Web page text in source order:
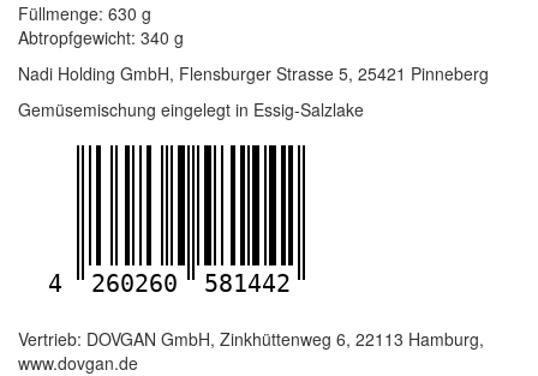
Füllmenge: 630 g
Abtropfgewicht: 340 g
Nadi Holding GmbH, Flensburger Strasse 5, 25421 Pinneberg
Gemüsemischung eingelegt in Essig-Salzlake
4 260260 581442
Vertrieb: DOVGAN GmbH, Zinkhüttenweg 6, 22113 Hamburg,
www.dovgan.de